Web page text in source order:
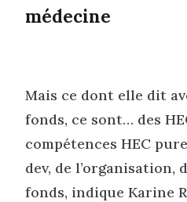
médecine
Mais ce dont elle dit
fonds, ce sont… des
compétences HEC
dev, de l’organisation,
fonds, indique Karine